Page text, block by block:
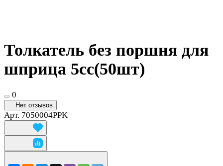
Толкатель без поршня для
шприца 5сс(50шт)
0
Нет отзывов
Арт. 7050004PPK